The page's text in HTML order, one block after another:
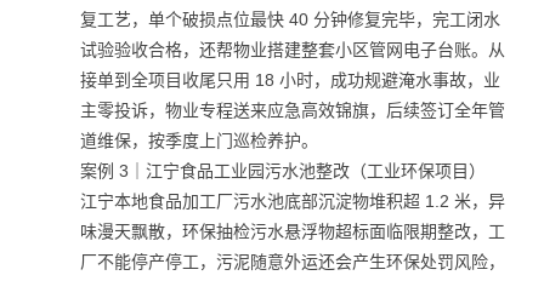
复工艺，单个破损点位最快 40 分钟修复完毕，完工闭水
试验验收合格，还帮物业搭建整套小区管网电子台账。从
接单到全项目收尾只用 18 小时，成功规避淹水事故，业
主零投诉，物业专程送来应急高效锦旗，后续签订全年管
道维保，按季度上门巡检养护。
案例 3｜江宁食品工业园污水池整改（工业环保项目）
江宁本地食品加工厂污水池底部沉淀物堆积超 1.2 米，异
味漫天飘散，环保抽检污水悬浮物超标面临限期整改，工
厂不能停产停工，污泥随意外运还会产生环保处罚风险，